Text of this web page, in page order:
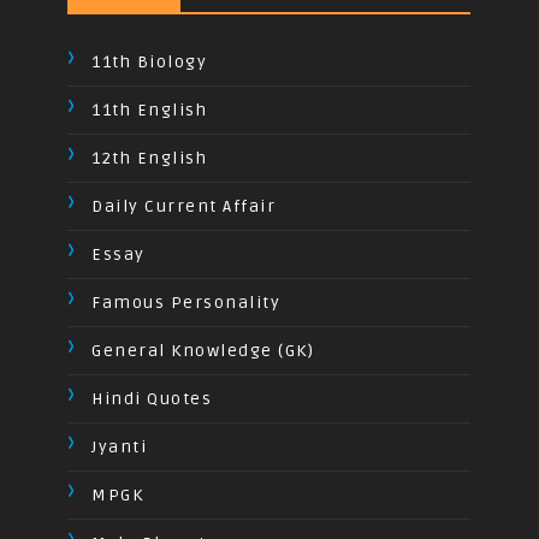
11th Biology
11th English
12th English
Daily Current Affair
Essay
Famous Personality
General Knowledge (GK)
Hindi Quotes
Jyanti
MPGK